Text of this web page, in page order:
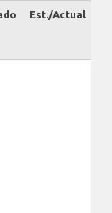
Est./Actual